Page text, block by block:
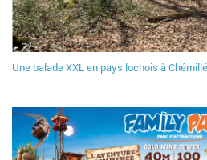
Une balade XXL en pays lochois à